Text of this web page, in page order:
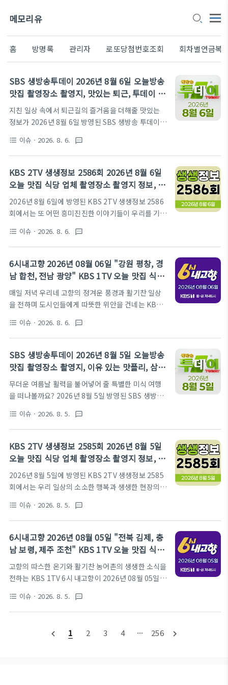
메모리유
홈 방명록 관리자 로또당첨번호조회 회차별연금복
SBS 생방송투데이 2026년 8월 6일 오늘방송
맛집 촬영장소 촬영지, 맛있는 퇴근, 투데이 이
슈
지친 일상 속에서 퇴근길의 즐거움을 더해줄 맛있는
정보가 2026년 8월 6일 방영된 SBS 생방송 투데이를
내음을 선사할 산지 직송 백골뱅이탕부터 미식가들의
입맛을 사로잡을 남해의 귀한 미경산 한우까지 다채로
운 맛의 향연이 펼쳐졌는데요. 무더위와 스트레스를
단번에 날려버릴 특별한 보양식과 정성 가득한 맛집들
의 정보가 한가득 담겨 있습니다. 을지로의 활기찬 분
위기 속에서 즐기는 시원한 백골뱅이탕과 울산과 진주
에서 만나는 육즙 가득한 한우 요리까지, 오늘 저녁 식
사 메뉴가 고민이라면 주목해 보시기 바랍니다. 지금
생방송 투데이 공식홈페이지 바로가..
format_list_bulleted 이슈 · 2026. 8. 6. textsms
KBS 2TV 생생정보 2586회 2026년 8월 6일
오늘 맛집 식당 업체 촬영장소 촬영지 정보, 결
정적 한 수, 교통카드면 충분해
2026년 8월 6일에 방영된 KBS 2TV 생생정보 2586
회에서는 또 어떤 흥미진진한 이야기들이 우리를 기다
아 숨 쉬는 현장과 입맛을 돋우는 맛집 탐방, 그리고 삶
의 향기가 가득한 휴먼 스토리로 시청자들의 저녁 시
간을 책임지는 생생정보가 이번에도 알찬 정보들을 가
득 싣고 찾아왔습니다. 특히 메밀의 깊은 풍미를 제대
로 느낄 수 있는 특별한 맛집부터 버스 하나로 떠나는
영덕의 푸른 바다 여행까지, 무더운 여름날의 갈증을
한 번에 날려버릴 알짜배기 소식들이 준비되어 있는데
요. 오늘 포스팅에서는 8월 6일 방송된 2586회의 핵
금 바로 집중해 주시기 바랍..
format_list_bulleted 이슈 · 2026. 8. 6. textsms
6시내고향 2026년 08월 06일 "강원 평창, 경
남 합천, 전남 광양" KBS 1TV 오늘 맛집 식당
업체 촬영장소 촬영지
매일 저녁 우리네 고향의 정겨운 풍경과 활기찬 일상
을 전하며 도시인들에게 따뜻한 위안을 건네는 KBS
극장을 찾아왔습니다. 전국 곳곳의 농어촌 현장을 발
로 뛰며 우리 농수산물의 진정한 가치와 정직한 땀방
울의 결실을 조명하는 이번 방송에서는 시청자들의 오
감을 자극할 귀한 먹거리 정보가 가득했는데요. 무더
운 여름날의 기운을 북돋워 줄 강원 평창의 싱그러운
여름두릅부터 기력 회복을 돕는 전남 광양의 쫄깃한
손질 민물장어, 그리고 경남 합천에서 만난 달콤한 딸
기 소식까지, 지역의 특색이 살아 숨 쉬는 우리 농산물
월 6일 방송의 주요 내용을 지금부터 상..
format_list_bulleted 이슈 · 2026. 8. 6. textsms
SBS 생방송투데이 2026년 8월 5일 오늘방송
맛집 촬영장소 촬영지, 이유 있는 맛플리, 삼촌
어디가요
무더운 여름날 활력을 불어넣어 줄 특별한 미식 여행
을 떠나볼까요? 2026년 8월 5일 방영된 SBS 생방송
름의 정취를 가득 담은 싱그러운 농장 체험까지 알찬
정보들을 가득 담았습니다. 먼저 이유 있는 맛플리 코
너에서는 정성과 시간을 아낌없이 쏟아부어 완성한 감
동적인 세 가지 찜 요리를 선보였고, 삼촌 어디가요 코
너에서는 복숭아의 매력에 푹 빠진 달콤한 여름나기
현장을 생생하게 전달했습니다. 맛과 힐링이 공존했던
오늘 방송의 핵심 정보를 지금 바로 확인해 보세요.방
송 시간: 매주 월-금 18:50 SBSSBS 생방송 투데이 공
바로가기주소: 인천 강화군 송..
format_list_bulleted 이슈 · 2026. 8. 5. textsms
KBS 2TV 생생정보 2585회 2026년 8월 5일
오늘 맛집 식당 업체 촬영장소 촬영지 정보, 뭉
쳐야 즐겁다, 가격파괴 Why, 장 PD의 AI 여행
기, 요즘 시장 24시, 달라야 사는 크리에이터
2026년 8월 5일에 방영된 KBS 2TV 생생정보 2585
회에서는 우리 일상의 소소한 행복과 생생한 현장의
습니다. 대한민국 구석구석 숨겨진 보석 같은 명소부
터 입맛을 사로잡는 가성비 맛집, 그리고 특별한 재능
으로 삶의 가치를 높이는 이들의 감동적인 휴먼 스토
리까지, 이번 회차 역시 알찬 정보들로 가득 채워졌습
니다. 바쁜 현대인들에게 유익한 정보를 전달하고 웃
음과 위로를 건네는 생생정보가 8월 5일에는 또 어떤
놀라운 이야기들로 저녁 시간을 풍성하게 만들었는지,
방송에 소개된 다양한 출연 식당과 업체 정보들을 하
생정보 공식 홈페이지 바로가기뭉..
format_list_bulleted 이슈 · 2026. 8. 5. textsms
6시내고향 2026년 08월 05일 "전북 김제, 충
남 보령, 제주 조천" KBS 1TV 오늘 맛집 식당
업체 촬영장소 촬영지
고향의 따스한 온기와 활기찬 농어촌의 생생한 소식을
전하는 KBS 1TV 6시 내고향이 2026년 08월 05일에
바쁜 일상 속 잠시 잊고 지냈던 우리 농어촌의 정겨운
풍경과 맛깔스러운 먹거리, 그리고 정성으로 일궈낸
늘은 김제의 맛집부터 보령의 축제 현장, 그리고 제주
format_list_bulleted 이슈 · 2026. 8. 5. textsms
navigate_before 1 2 3 4 ··· 256 navigate_next